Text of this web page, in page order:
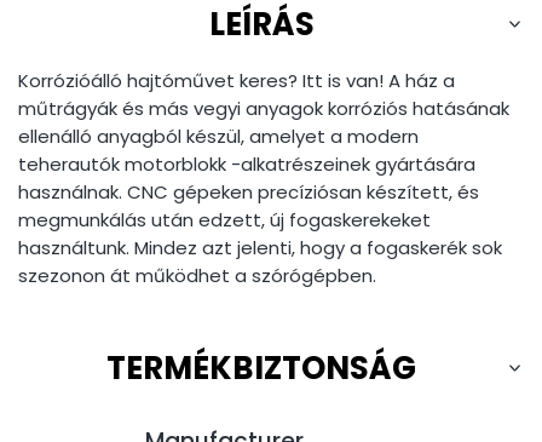
LEÍRÁS
Korrózióálló hajtóművet keres? Itt is van! A ház a
műtrágyák és más vegyi anyagok korróziós hatásának
ellenálló anyagból készül, amelyet a modern
teherautók motorblokk -alkatrészeinek gyártására
használnak. CNC gépeken precíziósan készített, és
megmunkálás után edzett, új fogaskerekeket
használtunk. Mindez azt jelenti, hogy a fogaskerék sok
szezonon át működhet a szórógépben.
TERMÉKBIZTONSÁG